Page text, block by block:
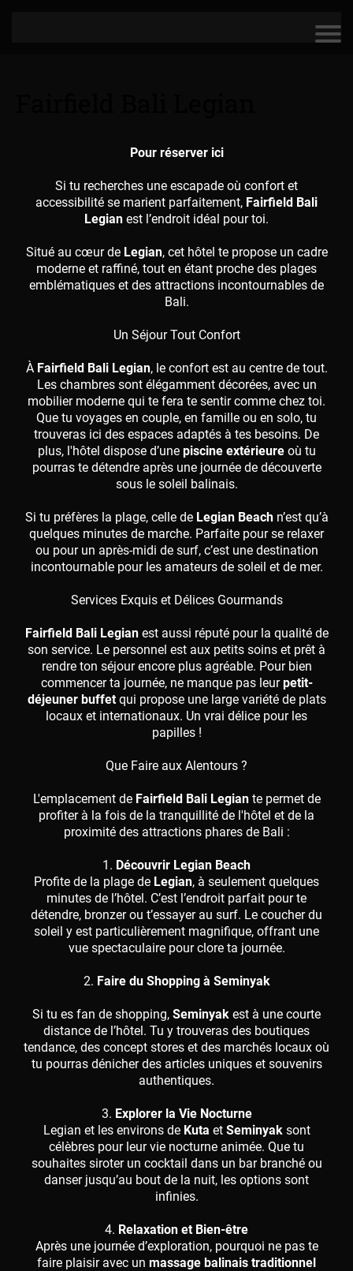
Pour réserver ici
Si tu recherches une escapade où confort et
accessibilité se marient parfaitement, Fairfield Bali
Legian est l’endroit idéal pour toi.
Situé au cœur de Legian, cet hôtel te propose un cadre
moderne et raffiné, tout en étant proche des plages
emblématiques et des attractions incontournables de
Bali.
Un Séjour Tout Confort
À Fairfield Bali Legian, le confort est au centre de tout.
Les chambres sont élégamment décorées, avec un
mobilier moderne qui te fera te sentir comme chez toi.
Que tu voyages en couple, en famille ou en solo, tu
trouveras ici des espaces adaptés à tes besoins. De
plus, l'hôtel dispose d’une piscine extérieureoù tu
pourras te détendre après une journée de découverte
sous le soleil balinais.
Si tu préfères la plage, celle de Legian Beachn’est qu’à
quelques minutes de marche. Parfaite pour se relaxer
ou pour un après-midi de surf, c’est une destination
incontournable pour les amateurs de soleil et de mer.
Services Exquis et Délices Gourmands
Fairfield Bali Legianest aussi réputé pour la qualité de
son service. Le personnel est aux petits soins et prêt à
rendre ton séjour encore plus agréable. Pour bien
commencer ta journée, ne manque pas leurpetit-
déjeuner buffetqui propose une large variété de plats
locaux et internationaux. Un vrai délice pour les
papilles !
Que Faire aux Alentours ?
L'emplacement de Fairfield Bali Legiante permet de
profiter à la fois de la tranquillité de l'hôtel et de la
proximité des attractions phares de Bali :
1. Découvrir Legian Beach
Profite de la plage de Legian, à seulement quelques
minutes de l’hôtel. C’est l’endroit parfait pour te
détendre, bronzer ou t’essayer au surf. Le coucher du
soleil y est particulièrement magnifique, offrant une
vue spectaculaire pour clore ta journée.
2. Faire du Shopping à Seminyak
Si tu es fan de shopping, Seminyak est à une courte
distance de l’hôtel. Tu y trouveras des boutiques
tendance, des concept stores et des marchés locaux où
tu pourras dénicher des articles uniques et souvenirs
authentiques.
3. Explorer la Vie Nocturne
Legian et les environs de Kuta et Seminyaksont
célèbres pour leur vie nocturne animée. Que tu
souhaites siroter un cocktail dans un bar branché ou
danser jusqu’au bout de la nuit, les options sont
infinies.
4. Relaxation et Bien-être
Après une journée d’exploration, pourquoi ne pas te
faire plaisir avec un massage balinais traditionnel